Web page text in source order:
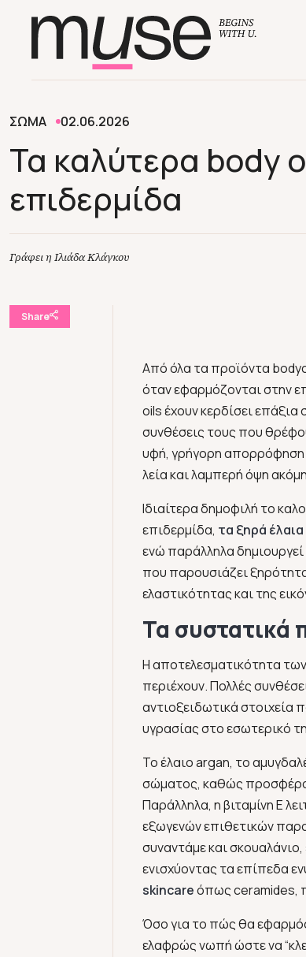
ΣΩΜΑ 02.06.2026
Τα καλύτερα body
επιδερμίδα
Γράφει η Ιλιάδα Κλάγκου
Share
Από όλα τα προϊόντα
όταν εφαρμόζονται στην
oils έχουν κερδίσει
συνθέσεις τους που
υφή, γρήγορη απορρόφηση
λεία και λαμπερή όψη
Ιδιαίτερα δημοφιλή το
επιδερμίδα, τα ξηρά
ενώ παράλληλα δημιουργεί
που παρουσιάζει
ελαστικότητας και της
Τα συστατικά
Η αποτελεσματικότητα
περιέχουν. Πολλές
αντιοξειδωτικά στοιχεία
υγρασίας στο εσωτερικό
Το έλαιο argan, το
σώματος, καθώς
Παράλληλα, η βιταμίνη Ε
εξωγενών επιθετικών
συναντάμε και
ενισχύοντας τα επίπεδα
skincareόπως ceramides,
Όσο για το πώς θα
ελαφρώς νωπή ώστε να